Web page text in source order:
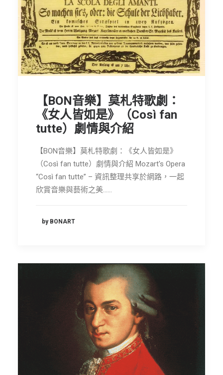
【BON音樂】莫札特歌劇：
《女人皆如是》（Così fan
tutte）劇情與介紹
【BON音樂】莫札特歌劇：《女人皆如是》
（Così fan tutte）劇情與介紹 Mozart's Opera
“Così fan tutte” – 資訊整理共享於網路，一起
欣賞音樂與藝術之美……
by BONART